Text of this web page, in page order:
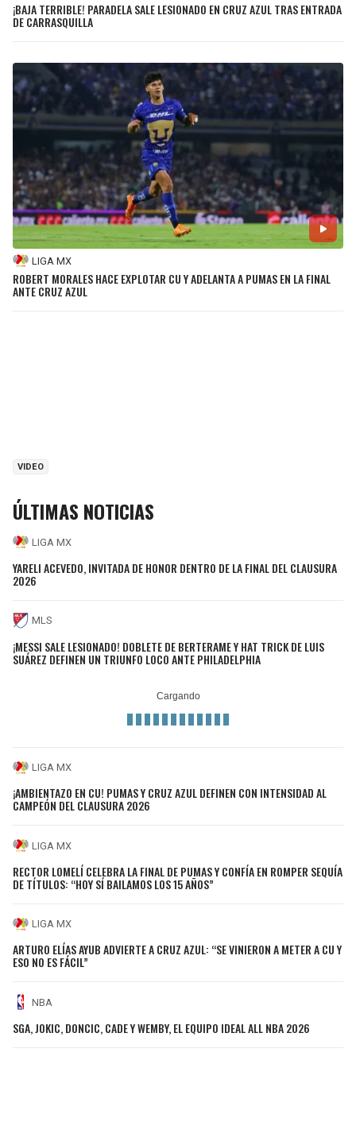
¡BAJA TERRIBLE! PARADELA SALE LESIONADO EN CRUZ AZUL TRAS ENTRADA
DE CARRASQUILLA
LIGA MX
ROBERT MORALES HACE EXPLOTAR CU Y ADELANTA A PUMAS EN LA FINAL
ANTE CRUZ AZUL
VIDEO
ÚLTIMAS NOTICIAS
LIGA MX
YARELI ACEVEDO, INVITADA DE HONOR DENTRO DE LA FINAL DEL CLAUSURA
2026
MLS
¡MESSI SALE LESIONADO! DOBLETE DE BERTERAME Y HAT TRICK DE LUIS
SUÁREZ DEFINEN UN TRIUNFO LOCO ANTE PHILADELPHIA
LIGA MX
¡AMBIENTAZO EN CU! PUMAS Y CRUZ AZUL DEFINEN CON INTENSIDAD AL
CAMPEÓN DEL CLAUSURA 2026
LIGA MX
RECTOR LOMELÍ CELEBRA LA FINAL DE PUMAS Y CONFÍA EN ROMPER SEQUÍA
DE TÍTULOS: “HOY SÍ BAILAMOS LOS 15 AÑOS”
LIGA MX
ARTURO ELÍAS AYUB ADVIERTE A CRUZ AZUL: “SE VINIERON A METER A CU Y
ESO NO ES FÁCIL”
NBA
SGA, JOKIC, DONCIC, CADE Y WEMBY, EL EQUIPO IDEAL ALL NBA 2026